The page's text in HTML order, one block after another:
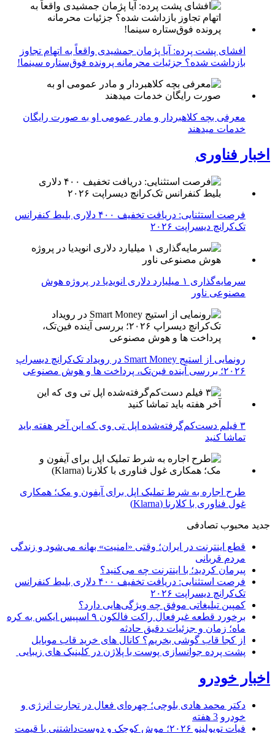
افشای پشت پرده: آیا پژمان جمشیدی واقعاً به اتهام تجاوز
بازداشت شده؟ جزئیات محرمانه پرونده فوق‌ستاره سینما!
معرفی بچه کلاهبردار و مادر عمومی او به صورت رایگان
خدمات میدهند
اخبار فناوری
فرصت استثنایی: دریافت تخفیف ۴۰۰ دلاری بلیط کنفرانس
تک‌کرانچ دیسراپت ۲۰۲۶
سرمایه‌گذاری ۱ میلیارد دلاری انویدیا در پروژه هوش
مصنوعی ناور
رونمایی از استیج Smart Money در رویداد تک‌کرانچ دیسراپ
۲۰۲۶؛ بررسی آینده فین‌تک، پرداخت‌ ها و هوش مصنوعی
۳ فیلم دست‌کم‌گرفته‌شده اپل تی وی که این آخر هفته باید
تماشا کنید
طرح اجاره به شرط تملیک اپل برای آیفون و مک؛ همکاری
غول فناوری با کلارنا (Klarna)
جدید محبوب تصادفی
قطع اینترنت در ایران؛ وقتی «امنیت» بهانه می‌شود و زندگی
مردم قربانی
پیرمان کردید؛ با اینترنت چه می‌کنید؟
فرصت استثنایی: دریافت تخفیف ۴۰۰ دلاری بلیط کنفرانس
تک‌کرانچ دیسراپت ۲۰۲۶
کمپین تبلیغاتی موفق چه ویژگی‌هایی دارد؟
برخورد قطعه غیرفعال راکت فالکون ۹ اسپیس ایکس به کره
ماه؛ زمان و جزئیات دقیق حادثه
از کجا قاب گوشی بخریم؟ کانال های خرید قاب موبایل
پشت پرده جوانسازی پوست با پلاژن در کلینیک های زیبایی
اخبار خودرو
دکتر محمد هادی بلوچی؛ چهره‌ای فعال در تجارت انرژی و
خودرو 3 هفته
فیات توپولینو ۲۰۲۶؛ موش کوچک و دوست‌داشتنی با قیمت